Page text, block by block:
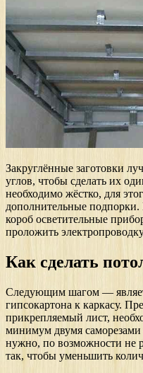
Закруглённые заготовки
углов, чтобы сделать их
необходимо жёстко, для
дополнительные подпорки.
короб осветительные
проложить
Как сделать
Следующим шагом —
гипсокартона к каркасу.
прикрепляемый лист,
минимум двумя
нужно, по возможности не
так, чтобы уменьшить